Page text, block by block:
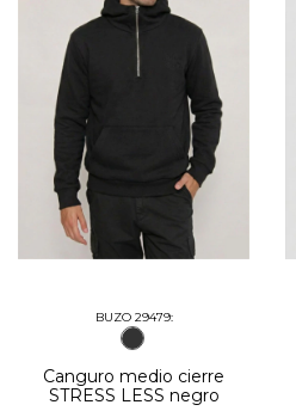
BUZO 29479:
Canguro medio cierre
STRESS LESS negro